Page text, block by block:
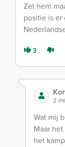
Zet hem
positie is
3
2
Wat mij
Maar
het